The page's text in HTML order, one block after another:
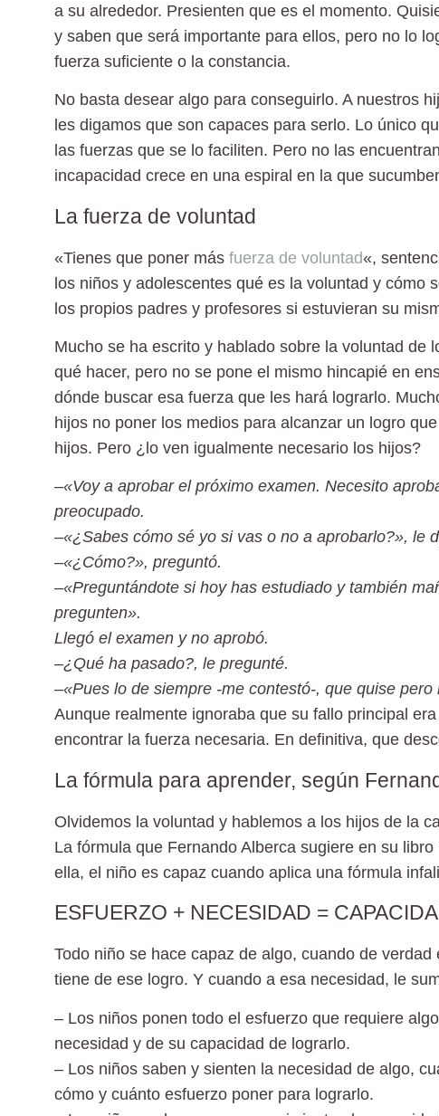
a su alrededor. Presienten que es el momento.
y saben que será importante para ellos, pero no lo
fuerza suficiente o la constancia.
No basta desear algo para conseguirlo. A nuestros
les digamos que son capaces para serlo. Lo único
las fuerzas que se lo faciliten. Pero no las
incapacidad crece en una espiral en la que
La fuerza de voluntad
«Tienes que poner más fuerza de voluntad«,
los niños y adolescentes qué es la voluntad y cómo
los propios padres y profesores si estuvieran su
Mucho se ha escrito y hablado sobre la voluntad de
qué hacer, pero no se pone el mismo hincapié en
dónde buscar esa fuerza que les hará lograrlo.
hijos no poner los medios para alcanzar un logro
hijos. Pero ¿lo ven igualmente necesario los hijos?
–«Voy a aprobar el próximo examen. Necesito
preocupado.
–«¿Sabes cómo sé yo si vas o no a aprobarlo?», le
–«¿Cómo?», preguntó.
–«Preguntándote si hoy has estudiado y también
pregunten».
Llegó el examen y no aprobó.
–¿Qué ha pasado?, le pregunté.
–«Pues lo de siempre -me contestó-, que quise pero
Aunque realmente ignoraba que su fallo principal
encontrar la fuerza necesaria. En definitiva, que
La fórmula para aprender, según
Olvidemos la voluntad y hablemos a los hijos de la
La fórmula que Fernando Alberca sugiere en su libro
ella, el niño es capaz cuando aplica una fórmula
ESFUERZO + NECESIDAD =
Todo niño se hace capaz de algo, cuando de
tiene de ese logro. Y cuando a esa necesidad, le
– Los niños ponen todo el esfuerzo que requiere
necesidad y de su capacidad de lograrlo.
– Los niños saben y sienten la necesidad de algo,
cómo y cuánto esfuerzo poner para lograrlo.